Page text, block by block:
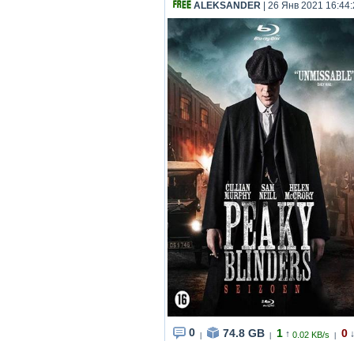
ALEKSANDER | 26 Янв 2021
0 74.8 GB 1 ↑ 0.02 KB/s 0 ↓